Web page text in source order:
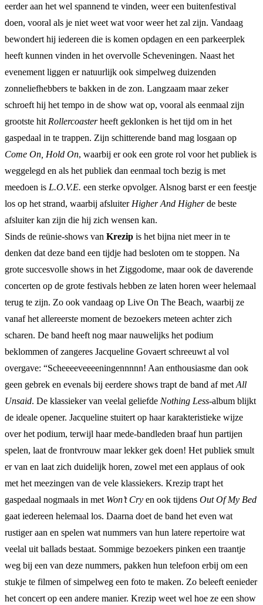
eerder aan het wel spannend te vinden, weer een buitenfestival
doen, vooral als je niet weet wat voor weer het zal zijn. Vandaag
bewondert hij iedereen die is komen opdagen en een parkeerplek
heeft kunnen vinden in het overvolle Scheveningen. Naast het
evenement liggen er natuurlijk ook simpelweg duizenden
zonneliefhebbers te bakken in de zon. Langzaam maar zeker
schroeft hij het tempo in de show wat op, vooral als eenmaal zijn
grootste hit Rollercoasterheeft geklonken is het tijd om in het
gaspedaal in te trappen. Zijn schitterende band mag losgaan op
Come On, Hold On, waarbij er ook een grote rol voor het publiek is
weggelegd en als het publiek dan eenmaal toch bezig is met
meedoen is L.O.V.E. een sterke opvolger. Alsnog barst er een feestje
los op het strand, waarbij afsluiter Higher And Higherde beste
afsluiter kan zijn die hij zich wensen kan.
Sinds de reünie-shows van Krezip is het bijna niet meer in te
denken dat deze band een tijdje had besloten om te stoppen. Na
grote succesvolle shows in het Ziggodome, maar ook de daverende
concerten op de grote festivals hebben ze laten horen weer helemaal
terug te zijn. Zo ook vandaag op Live On The Beach, waarbij ze
vanaf het allereerste moment de bezoekers meteen achter zich
scharen. De band heeft nog maar nauwelijks het podium
beklommen of zangeres Jacqueline Govaert schreeuwt al vol
overgave: “Scheeeeveeeeningennnnn! Aan enthousiasme dan ook
geen gebrek en evenals bij eerdere shows trapt de band af met All
Unsaid. De klassieker van veelal geliefde Nothing Less-album blijkt
de ideale opener. Jacqueline stuitert op haar karakteristieke wijze
over het podium, terwijl haar mede-bandleden braaf hun partijen
spelen, laat de frontvrouw maar lekker gek doen! Het publiek smult
er van en laat zich duidelijk horen, zowel met een applaus of ook
met het meezingen van de vele klassiekers. Krezip trapt het
gaspedaal nogmaals in met Won’t Cry en ook tijdens Out Of My Bed
gaat iedereen helemaal los. Daarna doet de band het even wat
rustiger aan en spelen wat nummers van hun latere repertoire wat
veelal uit ballads bestaat. Sommige bezoekers pinken een traantje
weg bij een van deze nummers, pakken hun telefoon erbij om een
stukje te filmen of simpelweg een foto te maken. Zo beleeft eenieder
het concert op een andere manier. Krezip weet wel hoe ze een show